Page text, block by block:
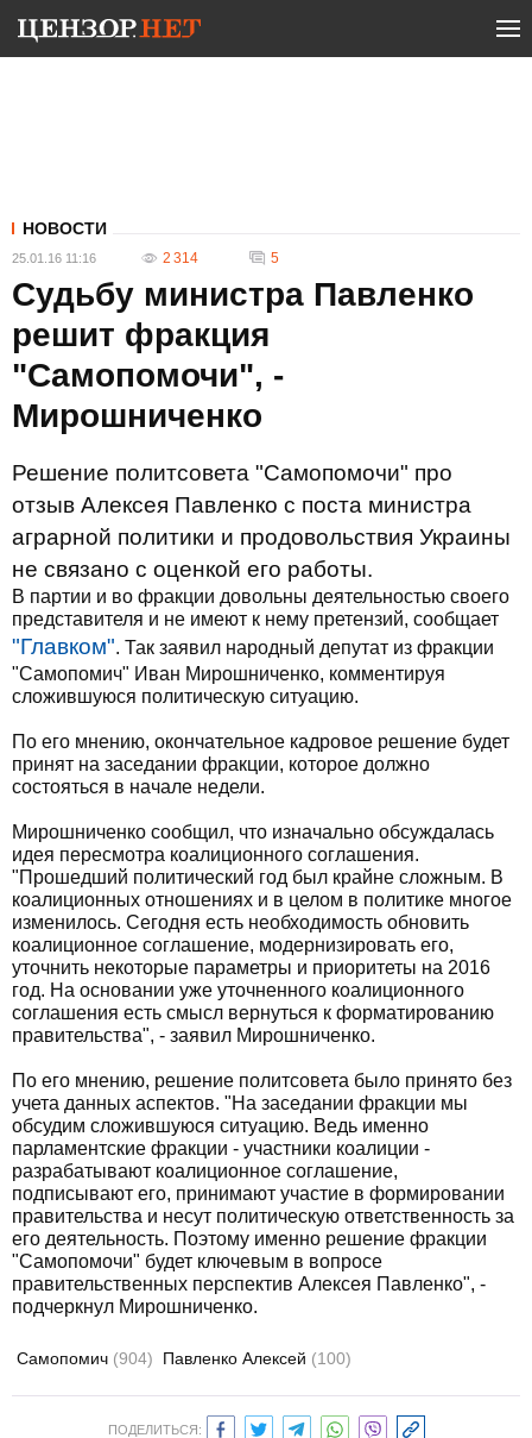
НОВОСТИ
25.01.16 11:16 2 314 5
Судьбу министра Павленко
решит фракция
"Самопомочи", -
Мирошниченко
Решение политсовета "Самопомочи" про
отзыв Алексея Павленко с поста министра
аграрной политики и продовольствия Украины
не связано с оценкой его работы.
В партии и во фракции довольны деятельностью своего
представителя и не имеют к нему претензий, сообщает
"Главком". Так заявил народный депутат из фракции
"Самопомич" Иван Мирошниченко, комментируя
сложившуюся политическую ситуацию.
По его мнению, окончательное кадровое решение будет
принят на заседании фракции, которое должно
состояться в начале недели.
Мирошниченко сообщил, что изначально обсуждалась
идея пересмотра коалиционного соглашения.
"Прошедший политический год был крайне сложным. В
коалиционных отношениях и в целом в политике многое
изменилось. Сегодня есть необходимость обновить
коалиционное соглашение, модернизировать его,
уточнить некоторые параметры и приоритеты на 2016
год. На основании уже уточненного коалиционного
соглашения есть смысл вернуться к форматированию
правительства", - заявил Мирошниченко.
По его мнению, решение политсовета было принято без
учета данных аспектов. "На заседании фракции мы
обсудим сложившуюся ситуацию. Ведь именно
парламентские фракции - участники коалиции -
разрабатывают коалиционное соглашение,
подписывают его, принимают участие в формировании
правительства и несут политическую ответственность за
его деятельность. Поэтому именно решение фракции
"Самопомочи" будет ключевым в вопросе
правительственных перспектив Алексея Павленко", -
подчеркнул Мирошниченко.
Самопомич (904) Павленко Алексей (100)
ПОДЕЛИТЬСЯ: